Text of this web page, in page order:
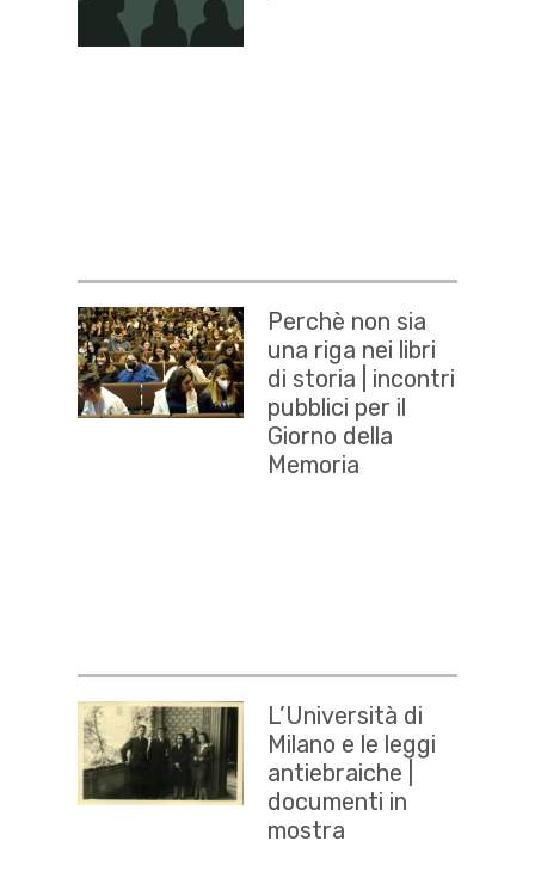
Perchè non sia
una riga nei libri
di storia | incontri
pubblici per il
Giorno della
Memoria
L’Università di
Milano e le leggi
antiebraiche |
documenti in
mostra